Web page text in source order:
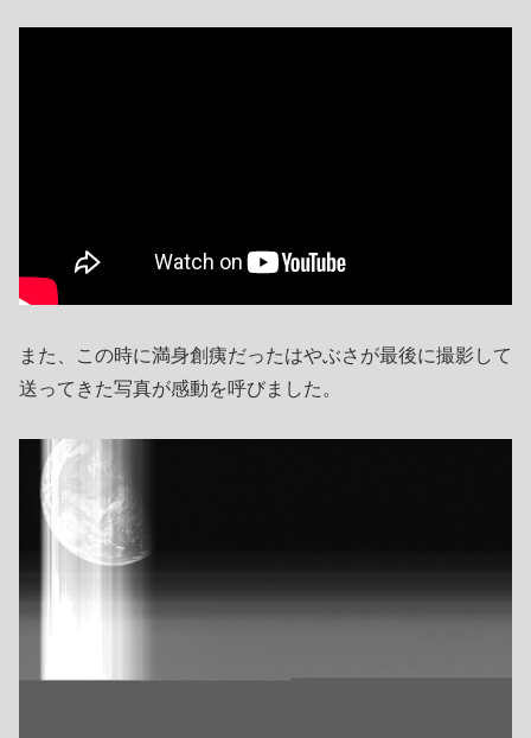
また、この時に満身創痍だったはやぶさが最後に撮影して
送ってきた写真が感動を呼びました。